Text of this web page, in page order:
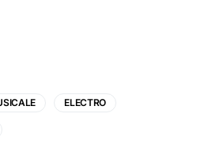
ELECTRO